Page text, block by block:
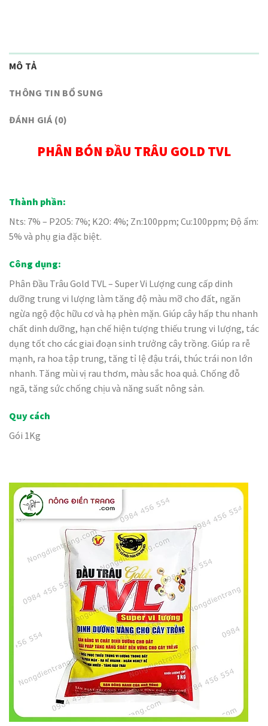
MÔ TẢ
THÔNG TIN BỔ SUNG
ĐÁNH GIÁ (0)
PHÂN BÓN ĐẦU TRÂU GOLD TVL
Thành phần:
Nts: 7% – P2O5: 7%; K2O: 4%; Zn:100ppm; Cu:100ppm; Độ ẩm:
5% và phụ gia đặc biệt.
Công dụng:
Phân Đầu Trâu Gold TVL – Super Vi Lượng cung cấp dinh
dưỡng trung vi lượng làm tăng độ màu mỡ cho đất, ngăn
ngừa ngộ độc hữu cơ và hạ phèn mặn. Giúp cây hấp thu nhanh
chất dinh dưỡng, hạn chế hiện tượng thiếu trung vi lượng, tác
dụng tốt cho các giai đoạn sinh trưởng cây trồng. Giúp ra rễ
mạnh, ra hoa tập trung, tăng tỉ lệ đậu trái, thúc trái non lớn
nhanh. Tăng mùi vị rau thơm, màu sắc hoa quả. Chống đỗ
ngã, tăng sức chống chịu và năng suất nông sản.
Quy cách
Gói 1Kg